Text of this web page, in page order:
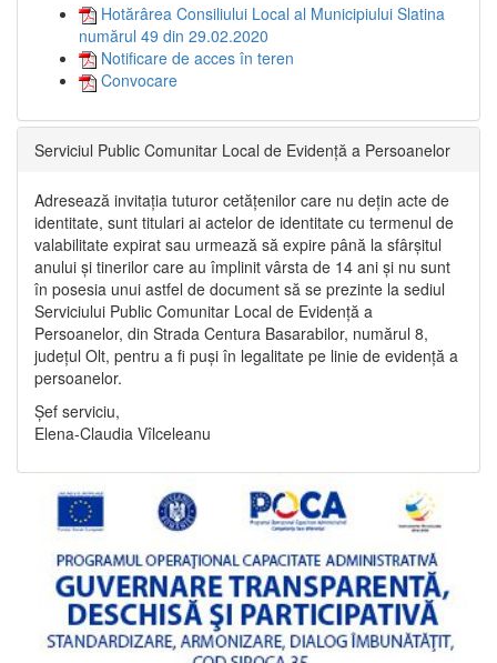
Hotărârea Consiliului Local al Municipiului Slatina
numărul 49 din 29.02.2020
Notificare de acces în teren
Convocare
Serviciul Public Comunitar Local de Evidență a Persoanelor
Adresează invitația tuturor cetățenilor care nu dețin acte de
identitate, sunt titulari ai actelor de identitate cu termenul de
valabilitate expirat sau urmează să expire până la sfârșitul
anului și tinerilor care au împlinit vârsta de 14 ani și nu sunt
în posesia unui astfel de document să se prezinte la sediul
Serviciului Public Comunitar Local de Evidență a
Persoanelor, din Strada Centura Basarabilor, numărul 8,
județul Olt, pentru a fi puși în legalitate pe linie de evidență a
persoanelor.
Șef serviciu,
Elena-Claudia Vîlceleanu